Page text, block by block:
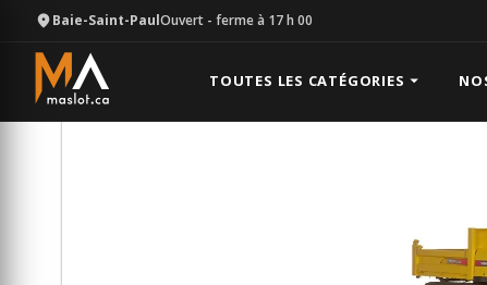
Baie-Saint-PaulOuvert - ferme à 17 h 00
TOUTES LES CATÉGORIES
Équipement Excavation Brouette motorisée 1.6